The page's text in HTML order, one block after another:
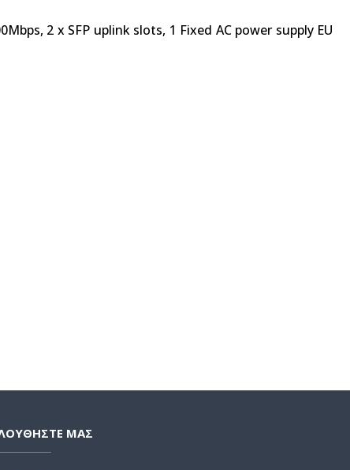
2 x SFP uplink slots, 1 Fixed AC power supply EU
ΜΑΣ